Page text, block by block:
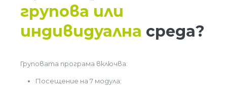
групова или
индивидуална среда?
Груповата програма включва:
Посещение на 7 модула;